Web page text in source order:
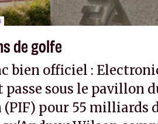
de golfe
bien officiel :
passe sous le pavillon
(PIF) pour 55 milliards